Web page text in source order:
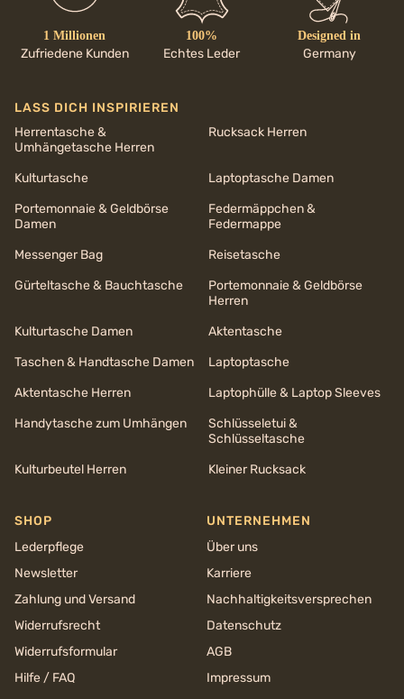
1 Millionen
Zufriedene Kunden
100%
Echtes Leder
Designed in
Germany
LASS DICH INSPIRIEREN
Herrentasche &
Umhängetasche Herren
Rucksack Herren
Kulturtasche
Laptoptasche Damen
Portemonnaie & Geldbörse
Damen
Federmäppchen &
Federmappe
Messenger Bag
Reisetasche
Gürteltasche & Bauchtasche
Portemonnaie & Geldbörse
Herren
Kulturtasche Damen
Aktentasche
Taschen & Handtasche Damen
Laptoptasche
Aktentasche Herren
Laptophülle & Laptop Sleeves
Handytasche zum Umhängen
Schlüsseletui &
Schlüsseltasche
Kulturbeutel Herren
Kleiner Rucksack
SHOP
Lederpflege
Newsletter
Zahlung und Versand
Widerrufsrecht
Widerrufsformular
Hilfe / FAQ
UNTERNEHMEN
Über uns
Karriere
Nachhaltigkeits­versprechen
Datenschutz
AGB
Impressum